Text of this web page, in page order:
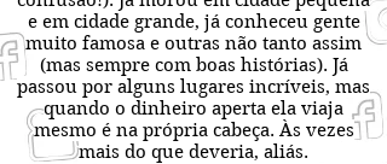
e em cidade grande, já conheceu gente
muito famosa e outras não tanto assim
(mas sempre com boas histórias). Já
passou por alguns lugares incríveis, mas
quando o dinheiro aperta ela viaja
mesmo é na própria cabeça. Às vezes
mais do que deveria, aliás.